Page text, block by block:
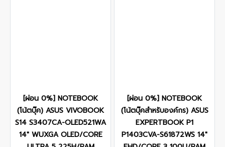
[ผ่อน 0%] NOTEBOOK
(โน้ตบุ๊ค) ASUS VIVOBOOK
S14 S3407CA-OLED521WA
14" WUXGA OLED/CORE
[ผ่อน 0%] NOTEBOOK
(โน้ตบุ๊คสำหรับองค์กร) ASUS
EXPERTBOOK P1
P1403CVA-S61872WS 14"